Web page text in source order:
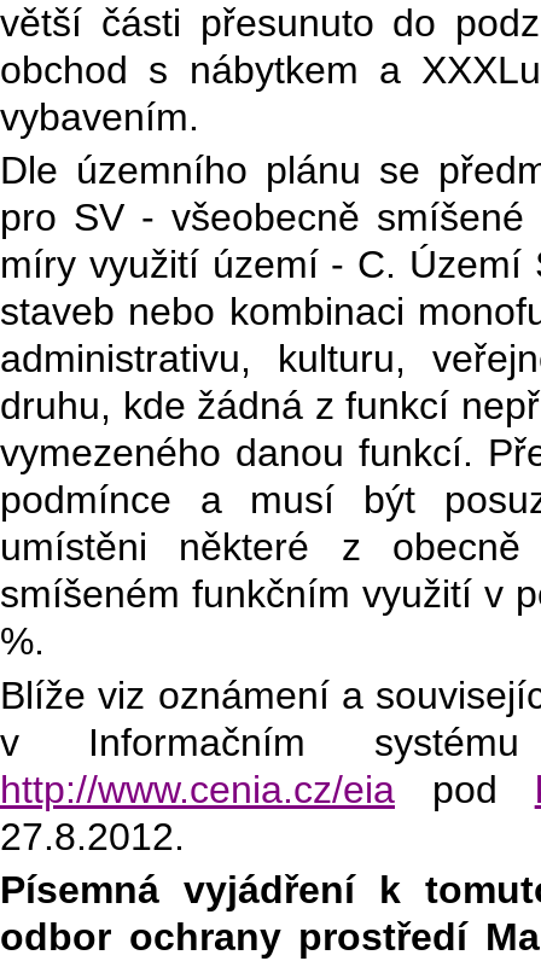
větší části přesunuto do
obchod s nábytkem a
vybavením.
Dle územního plánu se
pro SV - všeobecně
míry využití území - C. Území
staveb nebo kombinaci
administrativu, kulturu,
druhu, kde žádná z funkcí
vymezeného danou funkcí.
podmínce a musí být
umístěni některé z
smíšeném funkčním využití v
%.
Blíže viz oznámení a
v Informačním
http://www.cenia.cz/eia pod
27.8.2012.
Písemná vyjádření k
odbor ochrany prostředí